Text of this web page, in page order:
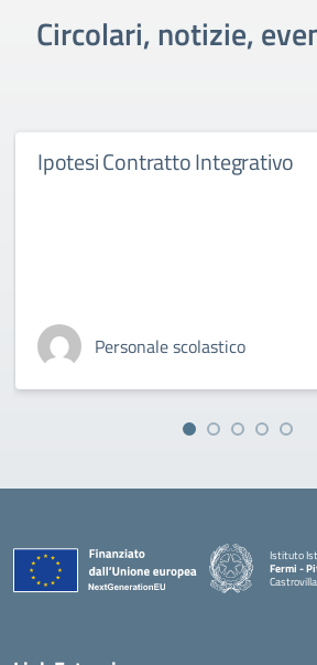
Circolari, notizie,
Ipotesi Contratto Integrativo
Personale scolastico
Istituto
Fermi -